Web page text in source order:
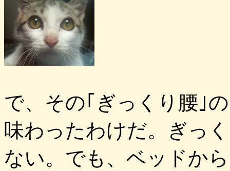
で、その｢ぎっくり腰｣
味わったわけだ。ぎっ
ない。でも、ベッドか